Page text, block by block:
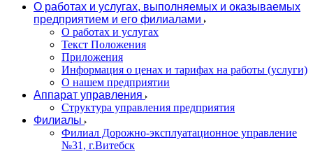
О работах и услугах, выполняемых и оказываемых
предприятием и его филиалами
О работах и услугах
Текст Положения
Приложения
Информация о ценах и тарифах на работы (услуги)
О нашем предприятии
Аппарат управления
Структура управления предприятия
Филиалы
Филиал Дорожно-эксплуатационное управление
№31, г.Витебск